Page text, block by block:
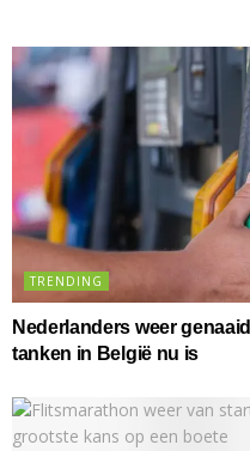
TRENDING
Nederlanders weer
tanken in België nu is